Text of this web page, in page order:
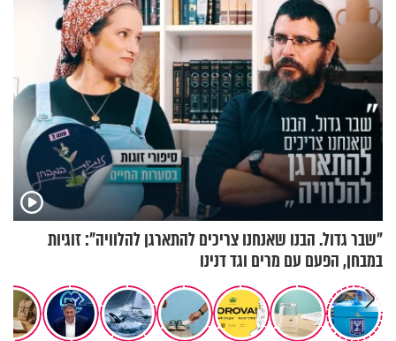
"שבר גדול. הבנו שאנחנו צריכים להתארגן להלוויה": זוגיות
במבחן, הפעם עם מרים וגד דנינו